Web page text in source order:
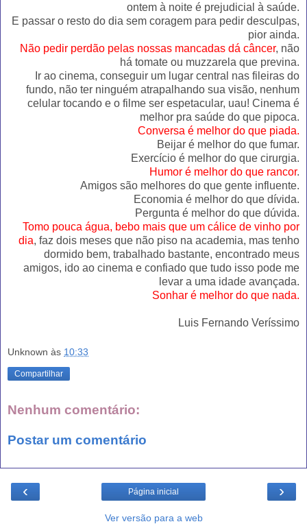
ontem à noite é prejudicial à saúde.
E passar o resto do dia sem coragem para pedir desculpas,
pior ainda.
Não pedir perdão pelas nossas mancadas dá câncer, não
há tomate ou muzzarela que previna.
Ir ao cinema, conseguir um lugar central nas fileiras do
fundo, não ter ninguém atrapalhando sua visão, nenhum
celular tocando e o filme ser espetacular, uau! Cinema é
melhor pra saúde do que pipoca.
Conversa é melhor do que piada.
Beijar é melhor do que fumar.
Exercício é melhor do que cirurgia.
Humor é melhor do que rancor.
Amigos são melhores do que gente influente.
Economia é melhor do que dívida.
Pergunta é melhor do que dúvida.
Tomo pouca água, bebo mais que um cálice de vinho por
dia, faz dois meses que não piso na academia, mas tenho
dormido bem, trabalhado bastante, encontrado meus
amigos, ido ao cinema e confiado que tudo isso pode me
levar a uma idade avançada.
Sonhar é melhor do que nada.
Luis Fernando Veríssimo
Unknown às 10:33
Compartilhar
Nenhum comentário:
Postar um comentário
‹ ›
Página inicial
Ver versão para a web